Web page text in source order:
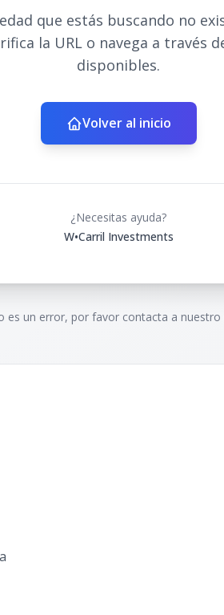
que estás buscando no
la URL o navega a través
disponibles.
Volver al inicio
¿Necesitas ayuda?
W•Carril Investments
es un error, por favor contacta a